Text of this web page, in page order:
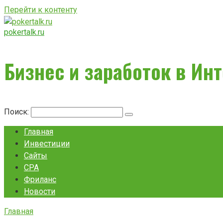
Перейти к контенту
pokertalk.ru
Бизнес и заработок в
Поиск:
Главная
Инвестиции
Сайты
CPA
Фриланс
Новости
Главная